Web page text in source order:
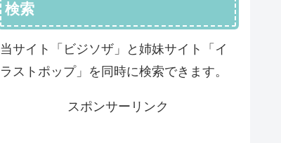
検索
当サイト「ビジソザ」と姉妹サイト「イ
ラストポップ」を同時に検索できます。
スポンサーリンク